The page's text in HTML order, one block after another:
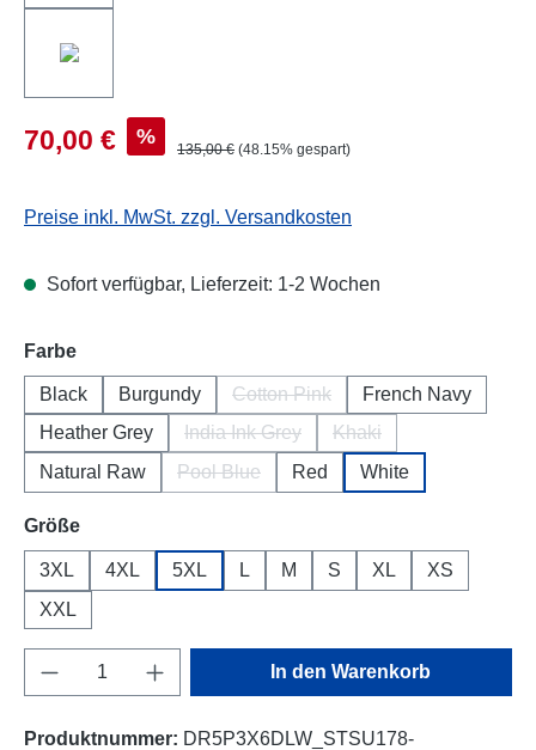
70,00 € %
135,00 € (48.15% gespart)
Preise inkl. MwSt. zzgl. Versandkosten
Sofort verfügbar, Lieferzeit: 1-2 Wochen
Farbeauswählen
Black Burgundy Cotton Pink
(Diese Option ist zurzeit nicht
French Navy
Heather Grey
India Ink Grey
(Diese Option ist zurzeit nicht
Khaki
(Diese Option ist
Natural Raw Pool Blue
(Diese Option ist zurzeit nicht verfügbar.)
Red White
Größeauswählen
3XL 4XL 5XL L M S XL
XS
XXL
Produkt Anzahl: Gib den gewünschten
In den Warenkorb
Produktnummer: DR5P3X6DLW_STSU178-